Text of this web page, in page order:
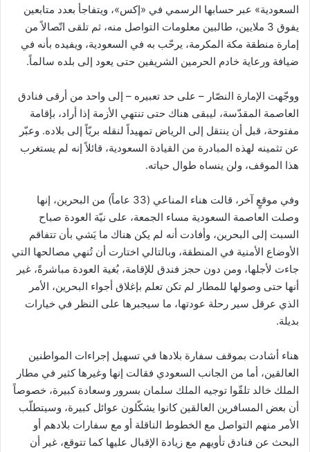
السعودية» عبر حسابها الرسمي في «إكس»، ويتفاجأ بعدد متابعين
يفوق 3 ملايين، طالبين معلومات التواصل منه، ثم تلقى اتّصالاً من
إمارة منطقة مكة المكرمة، يرحّب به في السعودية، ويفيده بأنه في
ضيافة ورعاية خادم الحرمين الشريفين حتى يعود إلى بلده سالماً.
ووجّهت الإمارة النصّار – على حد تعبيره – إلى واحد من أرقى فنادق
العاصمة المقدّسة، ليبقى هناك حتى تنتهي الأزمة إذا أراد، بإقامة
مفتوحة، قبل أن ينتقل إلى الرياض تمهيداً لنقله بريّاً إلى بلاده. وعبّر
عن تثمينه لهذه المبادرة من القيادة السعودية، قائلاً إنه لم يستغرب
هذا الموقف، ولن ينساه طوال حياته.
وفي موقعٍ آخر، قالت هناء المناعي (33 عاماً) من البحرين، إنها
وصلت العاصمة السعودية مساء الجمعة، على نيّة العودة صباح
السبت إلى البحرين، وأفادت أنه لم يكن هناك ما يَشي بأن تتفاقم
الأوضاع الأمنية في المنطقة، وبالتالي اختارت أن تُنهي مصالحها التي
جاءت لأجلها، ومن دون حجز فندق للإقامة، بُغية العودة مباشرةً، غير
أنها حتى وصولها للمطار لم تكن تعلم بإغلاق أجواء البحرين، الأمر
الذي عرقل سير رحلة عودتها، ما سيجبرها على النظر في خيارات
بديلة.
هناء أشادت بموقف سفارة بلادها في تسهيل إجراءات المواطنين
العالقين، أما من الجانب السعودي فقالت إنها وغيرها كثير في مطار
الملك خالد تلقّوا توجيه الملك سلمان بسرور وسعادة كبيرة، خصوصاً
أن بعض المسافرين العالقين كانوا يشكّلون عوائل كبيرة، وسيتطلّب
الأمر منهم التواصل مع الخطوط الناقلة أو مع سفارات بلادهم أو
البحث عن فنادق تأويهم مع زيادة الإقبال عليها كما تتوقع، غير أن